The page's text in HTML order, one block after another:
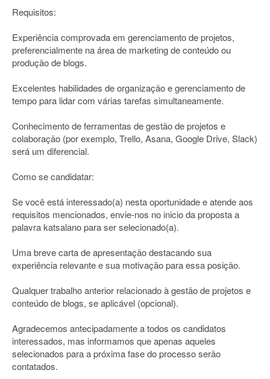
Requisitos:
Experiência comprovada em gerenciamento de projetos,
preferencialmente na área de marketing de conteúdo ou
produção de blogs.
Excelentes habilidades de organização e gerenciamento de
tempo para lidar com várias tarefas simultaneamente.
Conhecimento de ferramentas de gestão de projetos e
colaboração (por exemplo, Trello, Asana, Google Drive, Slack)
será um diferencial.
Como se candidatar:
Se você está interessado(a) nesta oportunidade e atende aos
requisitos mencionados, envie-nos no inicio da proposta a
palavra katsalano para ser selecionado(a).
Uma breve carta de apresentação destacando sua
experiência relevante e sua motivação para essa posição.
Qualquer trabalho anterior relacionado à gestão de projetos e
conteúdo de blogs, se aplicável (opcional).
Agradecemos antecipadamente a todos os candidatos
interessados, mas informamos que apenas aqueles
selecionados para a próxima fase do processo serão
contatados.